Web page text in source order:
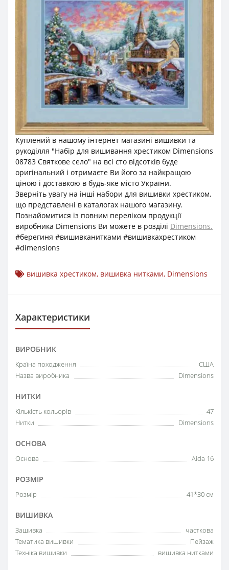
Куплений в нашому інтернет магазині вишивки та
рукоділля "Набір для вишивання хрестиком Dimensions
08783 Святкове село" на всі сто відсотків буде
оригінальний і отримаєте Ви його за найкращою
ціною і доставкою в будь-яке місто України.
Зверніть увагу на інші набори для вишивки хрестиком,
що представлені в каталогах нашого магазину.
Познайомитися із повним переліком продукції
виробника Dimensions Ви можете в розділі Dimensions.
#берегиня #вишивканитками #вишивкахрестиком
#dimensions
вишивка хрестиком, вишивка нитками, Dimensions
Характеристики
ВИРОБНИК
Країна походження
США
Назва виробника
Dimensions
НИТКИ
Кількість кольорів
47
Нитки
Dimensions
ОСНОВА
Основа Aida 16
РОЗМІР
Розмір 41*30 см
ВИШИВКА
Зашивка
часткова
Тематика вишивки
Пейзаж
Техніка вишивки
вишивка нитками